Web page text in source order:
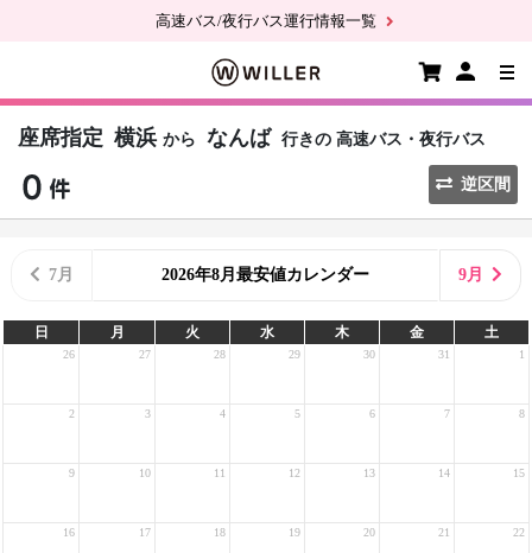
高速バス/夜行バス運行情報一覧
座席指定 横浜 から なんば 行きの 高速バス・夜行バス
逆区間
7月 2026年8月最安値カレンダー 9月
日 月 火 水 木 金 土
26 27 28 29 30 31 1
2 3 4 5 6 7 8
9 10 11 12 13 14 15
16 17 18 19 20 21 22